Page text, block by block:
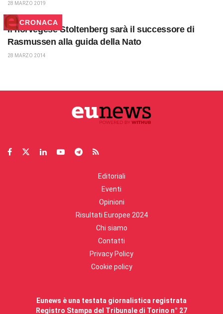
28 MARZO 2019
CRONACA
Il norvegese Stoltenberg sarà il successore di
Rasmussen alla guida della Nato
28 MARZO 2014
Editoriali
Eventi
Opinioni
Risultati Europee 2024
Chi siamo
Contatti
Privacy Policy
Cookie policy
Eunews è una testata giornalistica registrata
Registro Stampa del Tribunale di Torino n° 27